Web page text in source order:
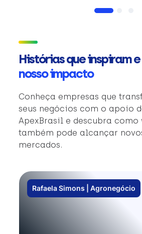
Histórias que inspiram e
nosso impacto
Conheça empresas que
seus negócios com o apoio
ApexBrasil e descubra como
também pode alcançar
mercados.
Rafaela Simons | Agronegócio